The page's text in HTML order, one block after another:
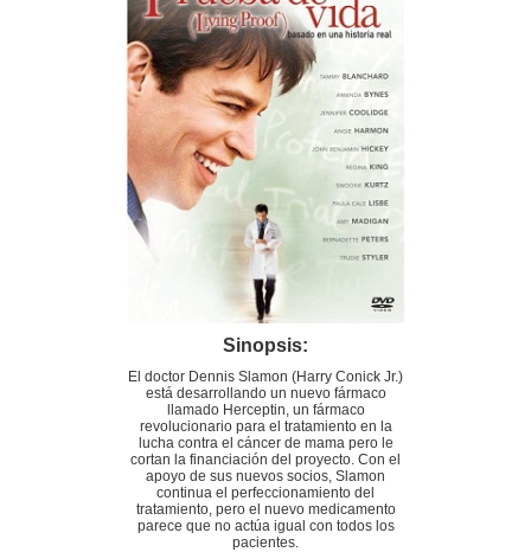
Sinopsis:
El doctor Dennis Slamon (Harry Conick Jr.)
está desarrollando un nuevo fármaco
llamado Herceptin, un fármaco
revolucionario para el tratamiento en la
lucha contra el cáncer de mama pero le
cortan la financiación del proyecto. Con el
apoyo de sus nuevos socios, Slamon
continua el perfeccionamiento del
tratamiento, pero el nuevo medicamento
parece que no actúa igual con todos los
pacientes.